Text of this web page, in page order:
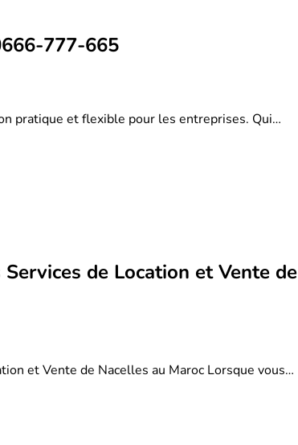
777-665
pratique et flexible pour les entreprises. Qui…
de Location et Vente de
et Vente de Nacelles au Maroc Lorsque vous…